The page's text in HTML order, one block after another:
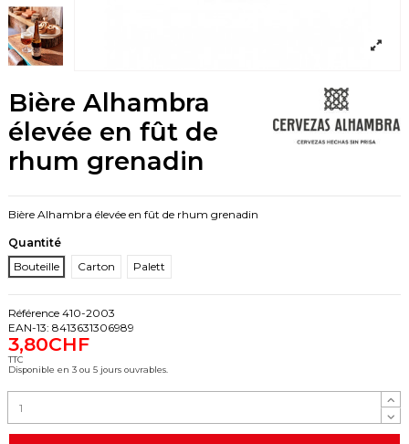
Bière Alhambra
élevée en fût de
rhum grenadin
Bière Alhambra élevée en fût de rhum grenadin
Quantité
Bouteille
Carton Palett
Référence 410-2003
EAN-13: 8413631306989
3,80CHF
TTC
Disponible en 3 ou 5 jours ouvrables.